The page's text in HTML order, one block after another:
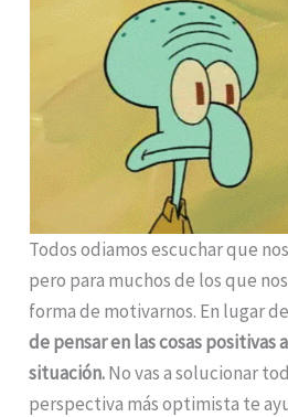
Todos odiamos escuchar que
pero para muchos de los que
forma de motivarnos. En lugar
de pensar en las cosas positivas
situación.No vas a solucionar
perspectiva más optimista te